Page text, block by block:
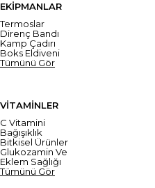
EKİPMANLAR
Termoslar
Direnç Bandı
Kamp Çadırı
Boks Eldiveni
Tümünü Gör
VİTAMİNLER
C Vitamini
Bağışıklık
Bitkisel Ürünler
Glukozamin Ve
Eklem Sağlığı
Tümünü Gör